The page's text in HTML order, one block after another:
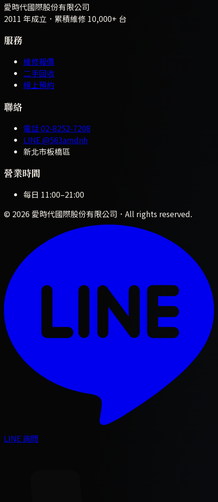
愛時代國際股份有限公司
2011 年成立．累積維修 10,000+ 台
服務
維修報價
二手回收
線上預約
聯絡
電話02-8252-7208
LINE@563amdnh
新北市板橋區
營業時間
每日 11:00–21:00
© 2026 愛時代國際股份有限公司 ．All rights reserved.
LINE 詢問